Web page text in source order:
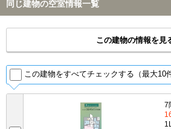
同じ建物の空室情報一覧
この建物の情報を見
この建物をすべてチェックする（最大10
7